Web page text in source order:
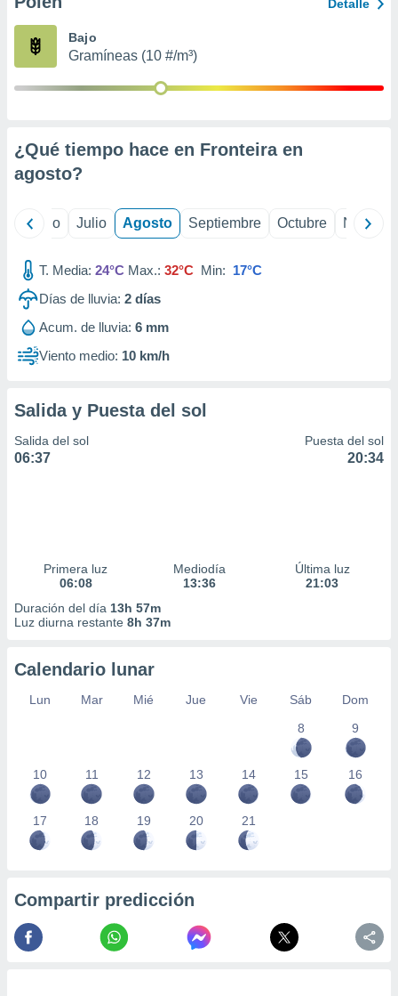
publicidad
1199
Detalle
Bajo
Gramíneas (10 #/m³)
¿Qué tiempo hace en Fronteira en
agosto?
Junio Julio Agosto Septiembre Octubre
T. Media: 24°C Max.: 32°C Min: 17°C
Días de lluvia: 2 días
Acum. de lluvia: 6 mm
Viento medio: 10 km/h
Salida y Puesta del sol
Salida del sol
06:37
Puesta del sol
20:34
Primera luz
06:08
Mediodía
13:36
Última luz
21:03
Duración del día 13h 57m
Luz diurna restante 8h 37m
Calendario lunar
Lun Mar Mié Jue Vie Sáb
Dom
8
9
10 11 12 13 14 15 16
17 18 19 20 21
Compartir predicción